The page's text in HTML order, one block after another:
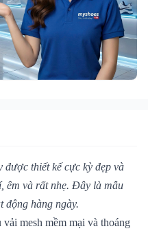
được thiết kế cực kỳ đẹp và
êm và rất nhẹ. Đây là mẫu
động hàng ngày.
mesh mềm mại và thoáng